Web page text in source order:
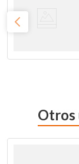
Otros